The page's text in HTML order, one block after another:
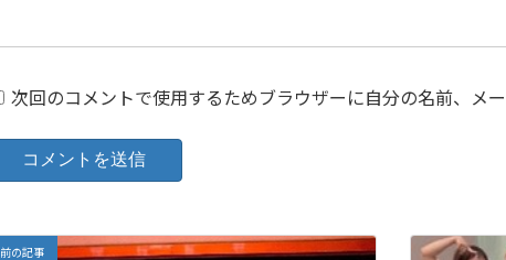
次回のコメントで使用するためブラウザーに自分の名前、メ
前の記事